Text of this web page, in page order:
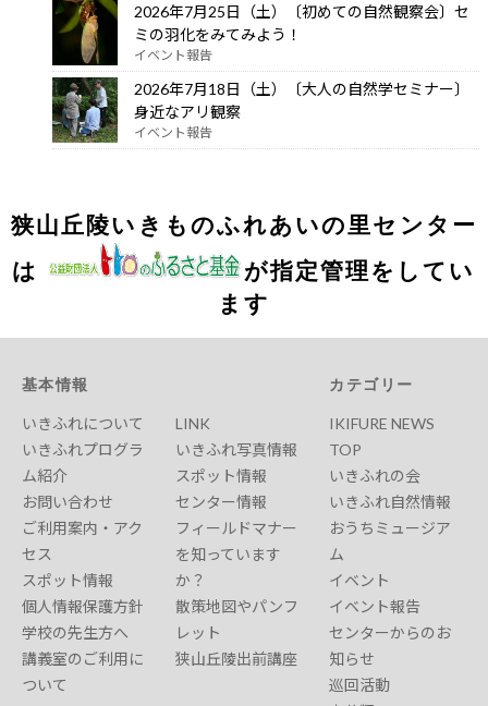
2026年7月25日（土）〔初めての自然観察会〕セ
ミの羽化をみてみよう！
イベント報告
2026年7月18日（土）〔大人の自然学セミナー〕
身近なアリ観察
イベント報告
狭山丘陵いきものふれあいの里センター
は
が指定管理をしてい
ます
基本情報
いきふれについて
いきふれプログラ
ム紹介
お問い合わせ
ご利用案内・アク
セス
スポット情報
個人情報保護方針
学校の先生方へ
講義室のご利用に
ついて
LINK
いきふれ写真情報
スポット情報
センター情報
フィールドマナー
を知っています
か？
散策地図やパンフ
レット
狭山丘陵出前講座
カテゴリー
IKIFURE NEWS
TOP
いきふれの会
いきふれ自然情報
おうちミュージア
ム
イベント
イベント報告
センターからのお
知らせ
巡回活動